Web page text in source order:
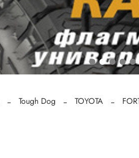
Tough Dog TOYOTA